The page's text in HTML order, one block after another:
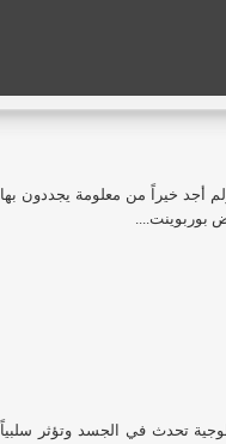
أجد خيراً من معلومة يجددون بها
بوربوينت....
تحدث في الجسد وتؤثر سلبياً